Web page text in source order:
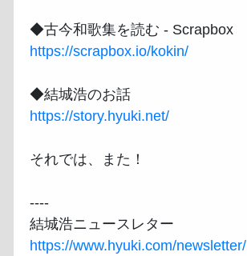
https://scrapbox.io/kokin/
https://story.hyuki.net/
それでは、また！
----
https://www.hyuki.com/newsletter/